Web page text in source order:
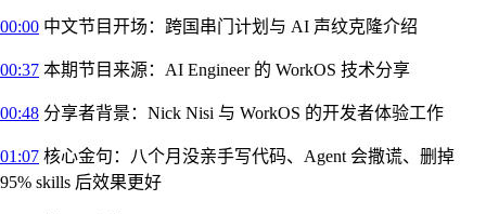
00:00 中文节目开场：跨国串门计划与 AI 声纹克隆介绍
00:37 本期节目来源：AI Engineer 的 WorkOS 技术分享
00:48 分享者背景：Nick Nisi 与 WorkOS 的开发者体验工作
01:07 核心金句：八个月没亲手写代码、Agent 会撒谎、删掉
95% skills 后效果更好